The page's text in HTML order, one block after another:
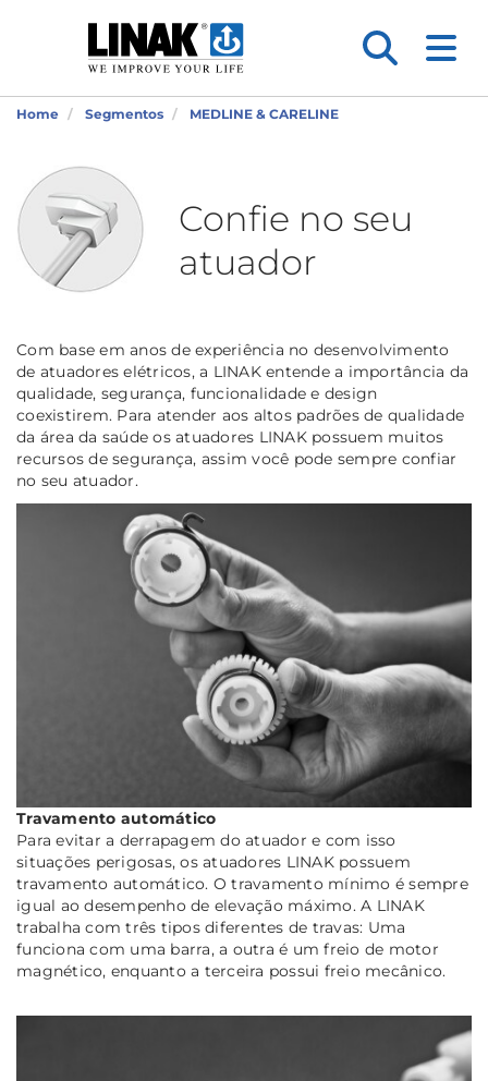
Home Segmentos MEDLINE & CARELINE
Confie no seu
atuador
Com base em anos de experiência no desenvolvimento
de atuadores elétricos, a LINAK entende a importância da
qualidade, segurança, funcionalidade e design
coexistirem. Para atender aos altos padrões de qualidade
da área da saúde os atuadores LINAK possuem muitos
recursos de segurança, assim você pode sempre confiar
no seu atuador.
Travamento automático
Para evitar a derrapagem do atuador e com isso
situações perigosas, os atuadores LINAK possuem
travamento automático. O travamento mínimo é sempre
igual ao desempenho de elevação máximo. A LINAK
trabalha com três tipos diferentes de travas: Uma
funciona com uma barra, a outra é um freio de motor
magnético, enquanto a terceira possui freio mecânico.